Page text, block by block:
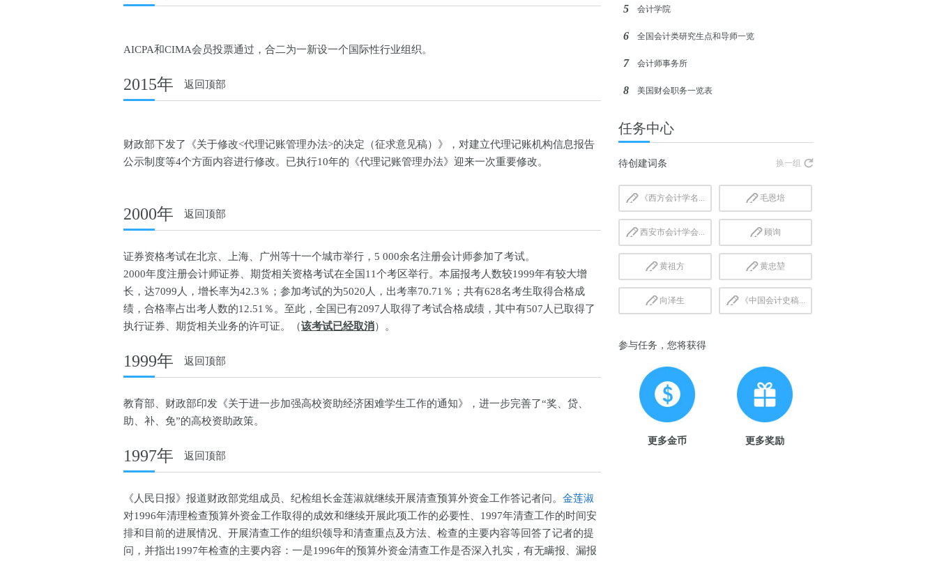
AICPA和CIMA会员投票通过，合二为一新设一个国际性行业组织。
2015年 返回顶部
财政部下发了《关于修改<代理记账管理办法>的决定（征求意见稿）》，对建立代理记账机构信息报告
公示制度等4个方面内容进行修改。已执行10年的《代理记账管理办法》迎来一次重要修改。
2000年 返回顶部
证券资格考试在北京、上海、广州等十一个城市举行，5 000余名注册会计师参加了考试。
2000年度注册会计师证券、期货相关资格考试在全国11个考区举行。本届报考人数较1999年有较大增
长，达7099人，增长率为42.3％；参加考试的为5020人，出考率70.71％；共有628名考生取得合格成
绩，合格率占出考人数的12.51％。至此，全国已有2097人取得了考试合格成绩，其中有507人已取得了
执行证券、期货相关业务的许可证。（该考试已经取消）。
1999年 返回顶部
教育部、财政部印发《关于进一步加强高校资助经济困难学生工作的通知》，进一步完善了“奖、贷、
助、补、免”的高校资助政策。
1997年 返回顶部
《人民日报》报道财政部党组成员、纪检组长金莲淑就继续开展清查预算外资金工作答记者问。 金莲淑
对1996年清理检查预算外资金工作取得的成效和继续开展此项工作的必要性、1997年清查工作的时间安
排和目前的进展情况、开展清查工作的组织领导和清查重点及方法、检查的主要内容等回答了记者的提
问，并指出1997年检查的主要内容：一是1996年的预算外资金清查工作是否深入扎实，有无瞒报、漏报
5 会计学院
6 全国会计类研究生点和导师一览
7 会计师事务所
8 美国财会职务一览表
任务中心
待创建词条 换一组
《西方会计学名... 毛恩培
西安市会计学会... 顾询
黄祖方 黄忠堃
向泽生 《中国会计史稿...
参与任务，您将获得
更多金币 更多奖励